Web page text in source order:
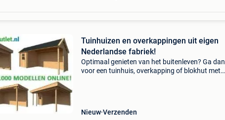
Tuinhuizen en overkappingen uit eigen
Nederlandse fabriek!
Optimaal genieten van het buitenleven? Ga dan
voor een tuinhuis, overkapping of blokhut met
Nieuw Verzenden